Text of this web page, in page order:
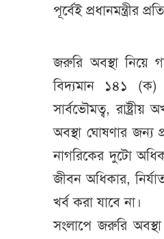
পূর্বেই প্রধানমন্ত্রীর
জরুরি অবস্থা নিয়ে
বিদ্যমান ১৪১ (ক)
সার্বভৌমত্ব,
অবস্থা ঘোষণার জন্য
নাগরিকের দুটো
জীবন অধিকার,
খর্ব করা যাবে না।
সংলাপে জরুরি অবস্থা